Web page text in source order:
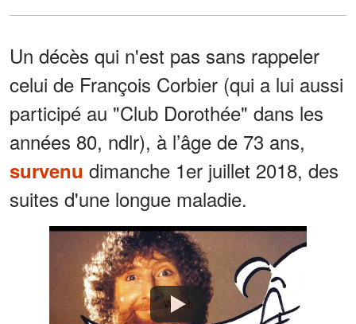
Un décès qui n'est pas sans rappeler
celui de François Corbier (qui a lui aussi
participé au "Club Dorothée" dans les
années 80, ndlr), à l’âge de 73 ans,
survenu dimanche 1er juillet 2018, des
suites d'une longue maladie.
Watch